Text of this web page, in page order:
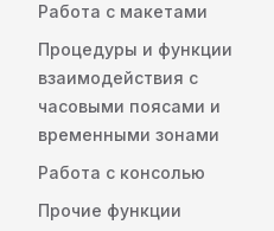
Работа с макетами
Процедуры и функции
взаимодействия с
часовыми поясами и
временными зонами
Работа с консолью
Прочие функции